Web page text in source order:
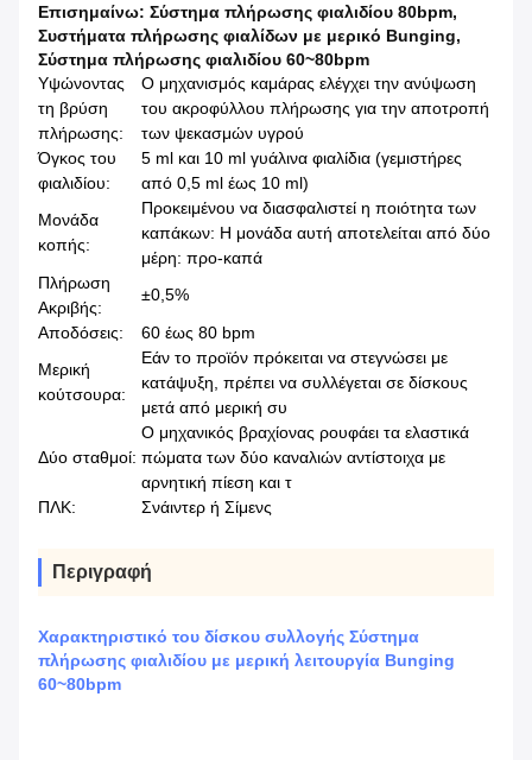
Επισημαίνω: Σύστημα πλήρωσης φιαλιδίου 80bpm,
Συστήματα πλήρωσης φιαλίδων με μερικό Bunging,
Σύστημα πλήρωσης φιαλιδίου 60~80bpm
Υψώνοντας
τη βρύση
πλήρωσης:
Ο μηχανισμός καμάρας ελέγχει την ανύψωση
του ακροφύλλου πλήρωσης για την αποτροπή
των ψεκασμών υγρού
Όγκος του
φιαλιδίου:
5 ml και 10 ml γυάλινα φιαλίδια (γεμιστήρες
από 0,5 ml έως 10 ml)
Μονάδα
κοπής:
Προκειμένου να διασφαλιστεί η ποιότητα των
καπάκων: Η μονάδα αυτή αποτελείται από δύο
μέρη: προ-καπά
Πλήρωση
Ακριβής:
±0,5%
Αποδόσεις:
60 έως 80 bpm
Μερική
κούτσουρα:
Εάν το προϊόν πρόκειται να στεγνώσει με
κατάψυξη, πρέπει να συλλέγεται σε δίσκους
μετά από μερική συ
Δύο σταθμοί:
Ο μηχανικός βραχίονας ρουφάει τα ελαστικά
πώματα των δύο καναλιών αντίστοιχα με
αρνητική πίεση και τ
ΠΛΚ:
Σνάιντερ ή Σίμενς
Περιγραφή
Χαρακτηριστικό του δίσκου συλλογής Σύστημα
πλήρωσης φιαλιδίου με μερική λειτουργία Bunging
60~80bpm